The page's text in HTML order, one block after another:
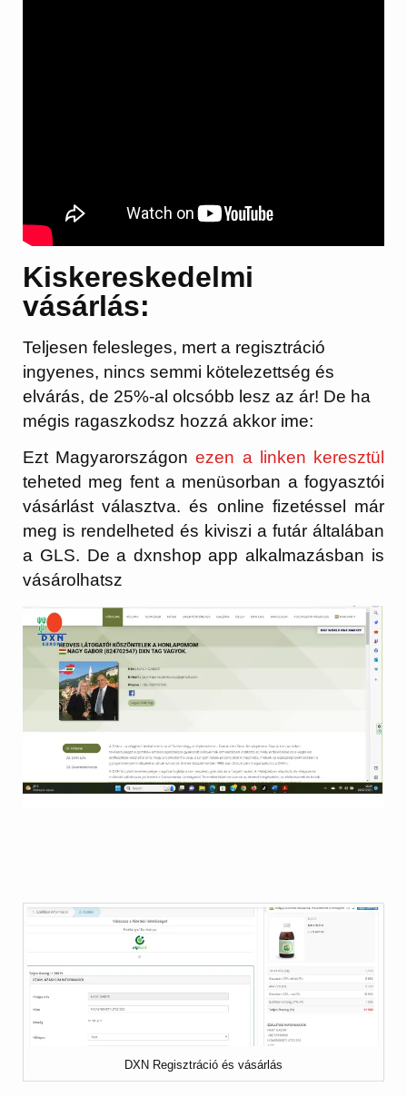
Kiskereskedelmi
vásárlás:
Teljesen felesleges, mert a regisztráció
ingyenes, nincs semmi kötelezettség és
elvárás, de 25%-al olcsóbb lesz az ár! De ha
mégis ragaszkodsz hozzá akkor ime:
Ezt Magyarországonezen a linken keresztül
teheted meg fent a menüsorban a fogyasztói
vásárlást választva. és online fizetéssel már
meg is rendelheted és kiviszi a futár általában
a GLS. De a dxnshop app alkalmazásban is
vásárolhatsz
DXN Regisztráció és vásárlás